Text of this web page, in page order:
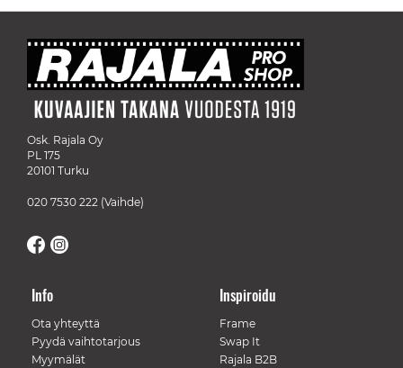
Osk. Rajala Oy
PL 175
20101 Turku
020 7530 222 (Vaihde)
Info
Ota yhteyttä
Pyydä vaihtotarjous
Myymälät
Inspiroidu
Frame
Swap It
Rajala B2B